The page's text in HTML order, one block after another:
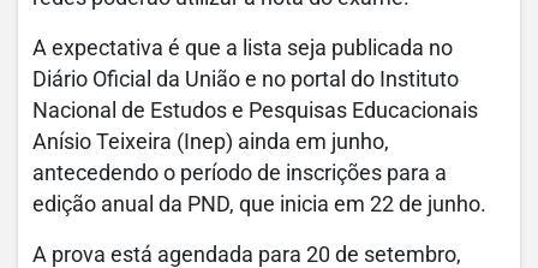
A expectativa é que a lista seja publicada no
Diário Oficial da União e no portal do Instituto
Nacional de Estudos e Pesquisas Educacionais
Anísio Teixeira (Inep) ainda em junho,
antecedendo o período de inscrições para a
edição anual da PND, que inicia em 22 de junho.
A prova está agendada para 20 de setembro,